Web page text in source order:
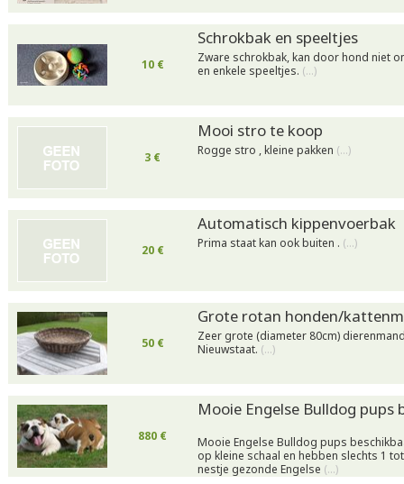
10 €
Schrokbak en speeltjes
Zware schrokbak, kan door hond niet
en enkele speeltjes. (…)
3 €
Mooi stro te koop
Rogge stro , kleine pakken (…)
20 €
Automatisch kippenvoerbak
Prima staat kan ook buiten . (…)
50 €
Grote rotan honden/
Zeer grote (diameter 80cm)
Nieuwstaat. (…)
880 €
Mooie Engelse Bulldog pups
Mooie Engelse Bulldog pups
op kleine schaal en hebben slechts 1
nestje gezonde Engelse (…)